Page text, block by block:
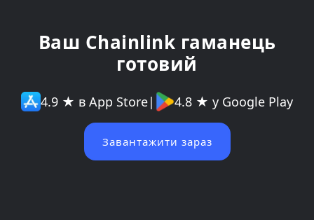
Ваш Chainlink гаманець
готовий
4.9 ★ в App Store| 4.8 ★ у Google Play
Завантажити зараз